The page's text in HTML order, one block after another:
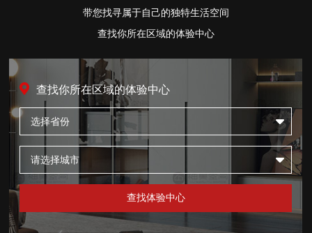
带您找寻属于自己的独特生活空间
查找你所在区域的体验中心
查找你所在区域的体验中心
选择省份
请选择城市